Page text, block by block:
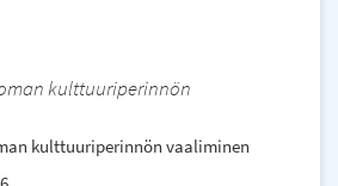
kulttuuriperinnön
kulttuuriperinnön vaaliminen